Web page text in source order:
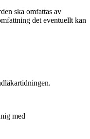
ska omfattas av
det eventuellt kan
med